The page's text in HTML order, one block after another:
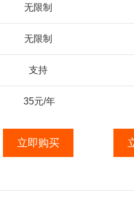
无限制
无限制
支持
35元/年
立即购买